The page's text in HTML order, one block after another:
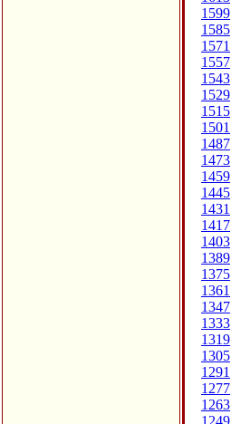
1599
1585
1571
1557
1543
1529
1515
1501
1487
1473
1459
1445
1431
1417
1403
1389
1375
1361
1347
1333
1319
1305
1291
1277
1263